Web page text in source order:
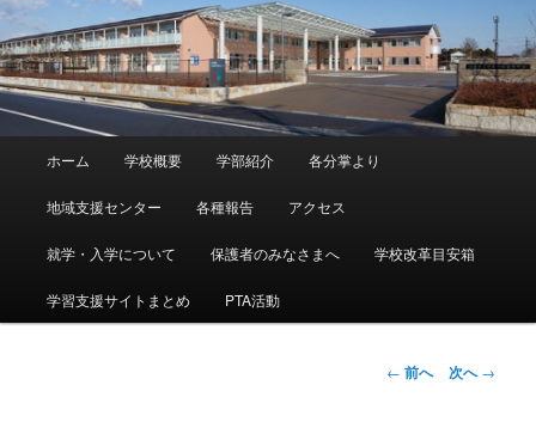
メ
イ
ン
ホーム 学校概要 学部紹介 各分掌より
地域支援センター 各種報告 アクセス
就学・入学について 保護者のみなさまへ 学校改革目安箱
学習支援サイトまとめ PTA活動
投← 前へ 次へ→